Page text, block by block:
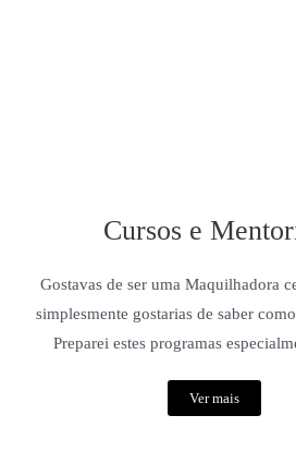
Cursos e
Gostavas de ser uma Maquilhadora
simplesmente gostarias de saber
Preparei estes programas
Ver mais